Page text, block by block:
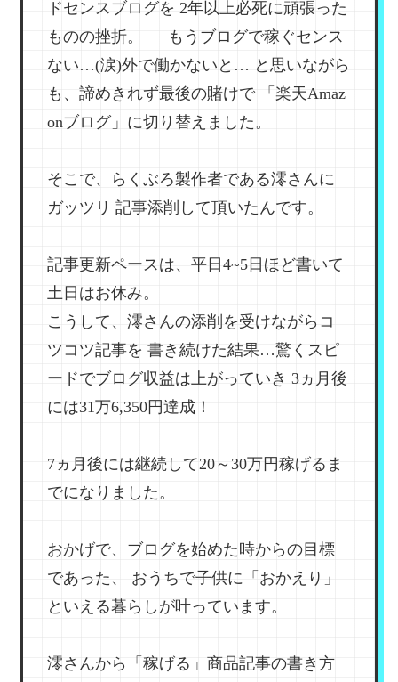
ドセンスブログを 2年以上必死に頑張った
ものの挫折。
もうブログで稼ぐセンス
ない…(涙)外で働かないと… と思いながら
も、諦めきれず最後の賭けで「楽天Amaz
onブログ」に切り替えました。
そこで、らくぶろ製作者である澪さんに
ガッツリ 記事添削して頂いたんです。
記事更新ペースは、平日4~5日ほど書いて
土日はお休み。
こうして、澪さんの添削を受けながらコ
ツコツ記事を 書き続けた結果…驚くスピ
ードでブログ収益は上がっていき 3ヵ月後
には31万6,350円達成！
7ヵ月後には継続して20～30万円稼げるま
でになりました。
おかげで、ブログを始めた時からの目標
であった、
おうちで子供に「おかえり」
といえる暮らしが叶っています。
澪さんから「稼げる」商品記事の書き方